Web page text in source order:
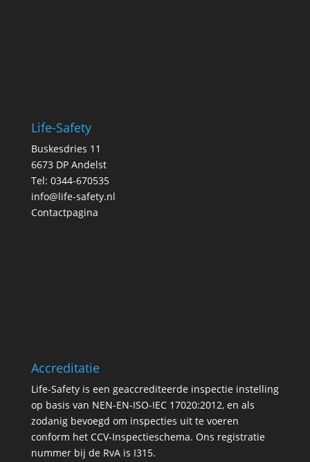
Life-Safety
Buskesdries 11
6673 DP Andelst
Tel: 0344-670535
info@life-safety.nl
Contactpagina
Accreditatie
Life-Safety is een geaccrediteerde inspectie instelling
op basis van NEN-EN-ISO-IEC 17020:2012, en als
zodanig bevoegd om inspecties uit te voeren
conform het CCV-Inspectieschema. Ons registratie
nummer bij de RvA is I315.